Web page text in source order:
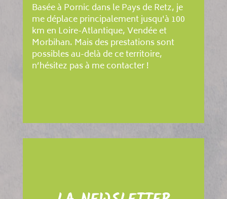
Basée à Pornic dans le Pays de Retz, je
me déplace principalement jusqu'à 100
km en Loire-Atlantique, Vendée et
Morbihan. Mais des prestations sont
possibles au-delà de ce territoire,
n’hésitez pas à me contacter !